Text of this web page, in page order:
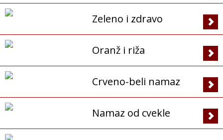
Zeleno i zdravo
Oranž i riža
Crveno-beli namaz
Namaz od cvekle